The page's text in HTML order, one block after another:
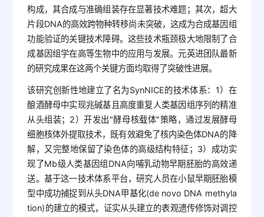
构成，其合成与准确组装存在显著技术难题；其次，超大
片段DNA的高效跨物种转移尚未突破，这成为合成基因组
功能验证的关键技术障碍。这些技术瓶颈极大地限制了合
成基因组学在高等生物中的应用与发展。元英进团队最新
的研究成果在这两个关键方面均取得了突破性进展。
该研究创新性地建立了名为SynNICE的技术体系：1）在
酿酒酵母中实现兆碱基且高度重复人类基因组序列的精准
从头组装；2）开发出"酵母核载体"策略，通过发展酵母
细胞核体外提取技术，既有效避免了核内染色体DNA的降
解，又完整地保留了染色体的高级结构特征；3）成功实
现了Mb级人类基因组DNA向哺乳动物早期胚胎的高效递
送。基于这一技术体系平台，研究人员在小鼠早期胚胎模
型中成功捕捉到从头DNA甲基化(de novo DNA methyla
tion)的建立的模式，证实从头建立的表观遗传修饰对调控